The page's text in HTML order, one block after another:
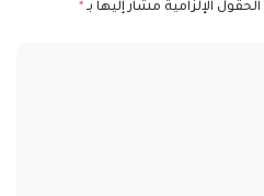
الحقول الإلزامية مشار إليها بـ *